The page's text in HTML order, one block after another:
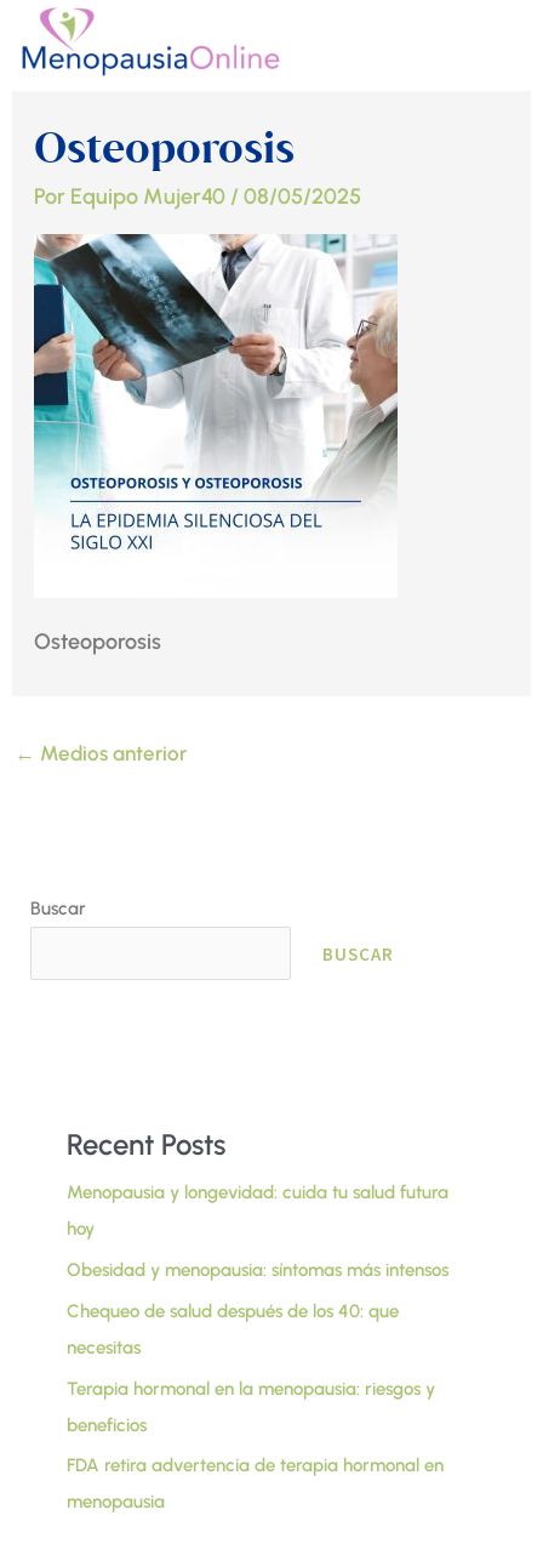
Buscar
BUSCAR
Recent Posts
Menopausia y longevidad: cuida tu salud futura
hoy
Obesidad y menopausia: síntomas más intensos
Chequeo de salud después de los 40: que
necesitas
Terapia hormonal en la menopausia: riesgos y
beneficios
FDA retira advertencia de terapia hormonal en
menopausia
Osteoporosis
Por Equipo Mujer40 / 08/05/2025
Osteoporosis
← Medios anterior